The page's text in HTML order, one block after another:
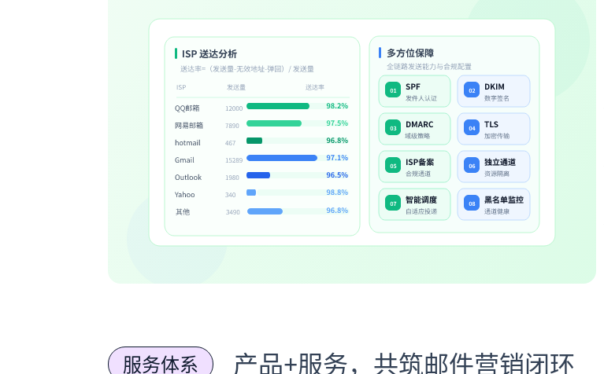
服务体系 产品+服务，共筑邮件营销闭环